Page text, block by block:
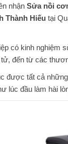
nhận Sửa nồi
Thành Hiếu tại
có kinh nghiệm
đến từ các
được tất cả
lúc đầu làm hài